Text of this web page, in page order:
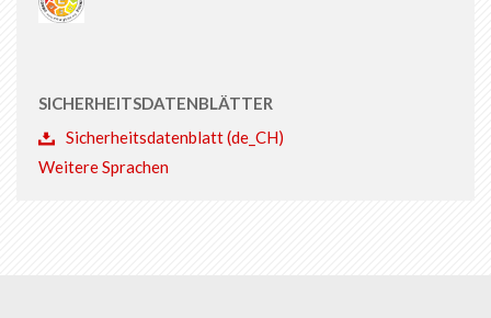
SICHERHEITSDATENBLÄTTER
Sicherheitsdatenblatt (de_CH)
Weitere Sprachen